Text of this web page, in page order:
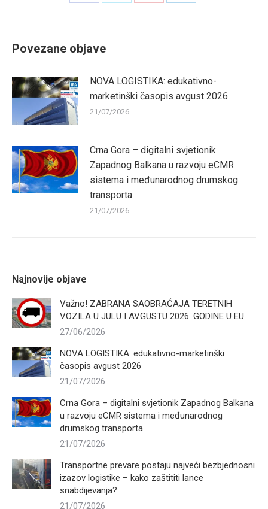
Povezane objave
NOVA LOGISTIKA: edukativno-
marketinški časopis avgust 2026
21/07/2026
Crna Gora – digitalni svjetionik
Zapadnog Balkana u razvoju eCMR
sistema i međunarodnog drumskog
transporta
21/07/2026
Najnovije objave
Važno! ZABRANA SAOBRAĆAJA TERETNIH
VOZILA U JULU I AVGUSTU 2026. GODINE U EU
27/06/2026
NOVA LOGISTIKA: edukativno-marketinški
časopis avgust 2026
21/07/2026
Crna Gora – digitalni svjetionik Zapadnog Balkana
u razvoju eCMR sistema i međunarodnog
drumskog transporta
21/07/2026
Transportne prevare postaju najveći bezbjednosni
izazov logistike – kako zaštititi lance
snabdijevanja?
21/07/2026